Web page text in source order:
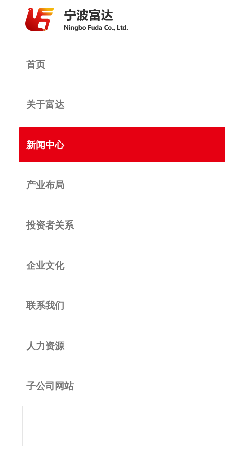
首页
关于富达
新闻中心
产业布局
投资者关系
企业文化
联系我们
人力资源
子公司网站